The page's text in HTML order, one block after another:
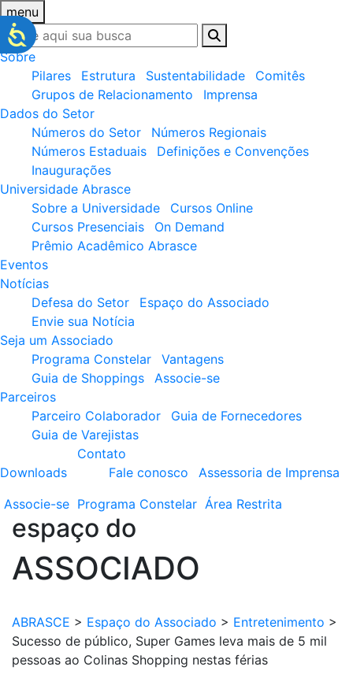
menu
Sobre
Pilares
Estrutura Sustentabilidade
Comitês
Grupos de Relacionamento
Imprensa
Dados do Setor
Números do Setor
Números Regionais
Números Estaduais
Definições e Convenções
Inaugurações
Universidade Abrasce
Sobre a Universidade
Cursos Online
Cursos Presenciais
On Demand
Prêmio Acadêmico Abrasce
Eventos
Notícias
Defesa do Setor
Espaço do Associado
Envie sua Notícia
Seja um Associado
Programa Constelar
Vantagens
Guia de Shoppings
Associe-se
Parceiros
Parceiro Colaborador
Guia de Fornecedores
Guia de Varejistas
Downloads
Contato
Fale conosco
Assessoria de Imprensa
Associe-se Programa Constelar Área Restrita
espaço do
ASSOCIADO
ABRASCE > Espaço do Associado > Entretenimento >
Sucesso de público, Super Games leva mais de 5 mil
pessoas ao Colinas Shopping nestas férias